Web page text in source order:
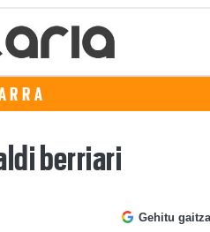
berriari
Gehitu